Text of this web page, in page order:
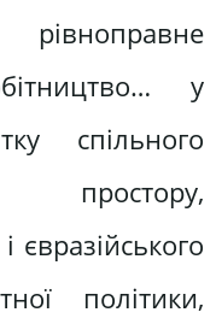
у
спільного
євразійського
політики,